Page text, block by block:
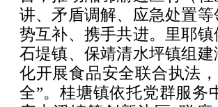
讲、矛盾调解、应急处置
势互补、携手共进。里耶
石堤镇、保靖清水坪镇组
化开展食品安全联合执法
全”。桂塘镇依托党群服务